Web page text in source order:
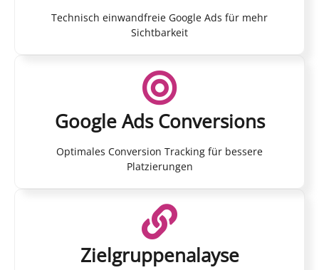
Technisch einwandfreie Google Ads für mehr
Sichtbarkeit
Google Ads Conversions
Optimales Conversion Tracking für bessere
Platzierungen
Zielgruppenalayse